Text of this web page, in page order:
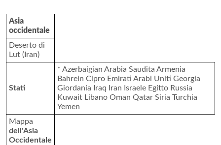
Asia
occidentale
Deserto di
Lut (Iran)
Stati
* Azerbaigian Arabia Saudita Armenia
Bahrein Cipro Emirati Arabi Uniti Georgia
Giordania Iraq Iran Israele Egitto Russia
Kuwait Libano Oman Qatar Siria Turchia
Yemen
Mappa
dell 'Asia
Occidentale